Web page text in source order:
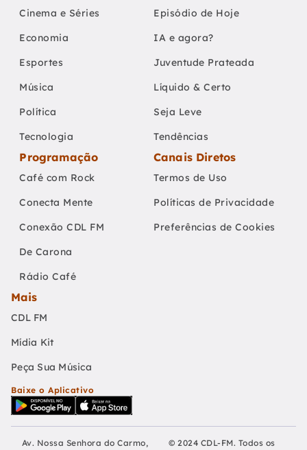
Cinema e Séries
Economia
Esportes
Música
Política
Tecnologia
Episódio de Hoje
IA e agora?
Juventude Prateada
Líquido & Certo
Seja Leve
Tendências
Programação
Café com Rock
Conecta Mente
Conexão CDL FM
De Carona
Rádio Café
Canais Diretos
Termos de Uso
Políticas de Privacidade
Preferências de Cookies
Mais
CDL FM
Mídia Kit
Peça Sua Música
Baixe o Aplicativo
Av. Nossa Senhora do Carmo,
© 2024 CDL-FM. Todos os